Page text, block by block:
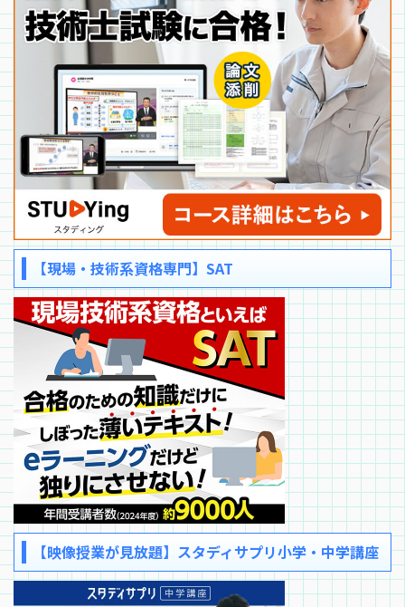
【現場・技術系資格専門】SAT
【映像授業が見放題】スタディサプリ小学・中学講座